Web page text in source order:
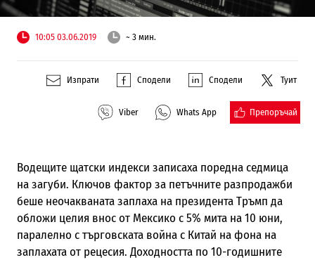
10:05 03.06.2019 ~ 3 мин.
Изпрати Сподели Сподели Туит
Viber Whats App Препоръчай
Водещите щатски индекси записаха поредна седмица
на загуби. Ключов фактор за петъчните разпродажби
беше неочакваната заплаха на президента Тръмп да
обложи целия внос от Мексико с 5% мита на 10 юни,
паралелно с търговската война с Китай на фона на
заплахата от рецесия. Доходността по 10-годишните